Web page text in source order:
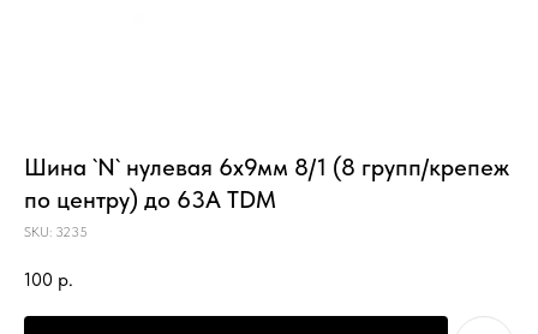
Шина `N` нулевая 6х9мм 8/1 (8 групп/крепеж
по центру) до 63А TDM
SKU: 3235
100 р.